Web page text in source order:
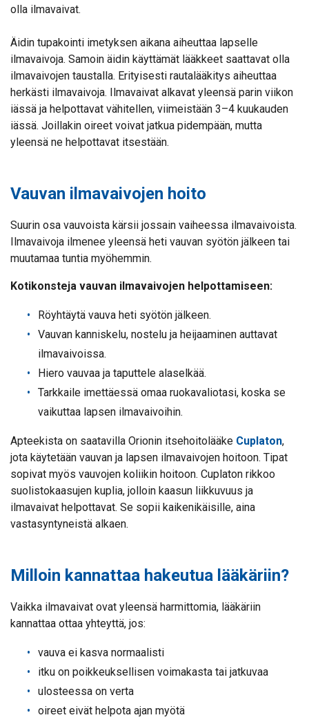
olla ilmavaivat.
Äidin tupakointi imetyksen aikana aiheuttaa lapselle
ilmavaivoja. Samoin äidin käyttämät lääkkeet saattavat olla
ilmavaivojen taustalla. Erityisesti rautalääkitys aiheuttaa
herkästi ilmavaivoja. Ilmavaivat alkavat yleensä parin viikon
iässä ja helpottavat vähitellen, viimeistään 3–4 kuukauden
iässä. Joillakin oireet voivat jatkua pidempään, mutta
yleensä ne helpottavat itsestään.
Vauvan ilmavaivojen hoito
Suurin osa vauvoista kärsii jossain vaiheessa ilmavaivoista.
Ilmavaivoja ilmenee yleensä heti vauvan syötön jälkeen tai
muutamaa tuntia myöhemmin.
Kotikonsteja vauvan ilmavaivojen helpottamiseen:
Röyhtäytä vauva heti syötön jälkeen.
Vauvan kanniskelu, nostelu ja heijaaminen auttavat
ilmavaivoissa.
Hiero vauvaa ja taputtele alaselkää.
Tarkkaile imettäessä omaa ruokavaliotasi, koska se
vaikuttaa lapsen ilmavaivoihin.
Apteekista on saatavilla Orionin itsehoitolääke Cuplaton,
jota käytetään vauvan ja lapsen ilmavaivojen hoitoon. Tipat
sopivat myös vauvojen koliikin hoitoon. Cuplaton rikkoo
suolistokaasujen kuplia, jolloin kaasun liikkuvuus ja
ilmavaivat helpottavat. Se sopii kaikenikäisille, aina
vastasyntyneistä alkaen.
Milloin kannattaa hakeutua lääkäriin?
Vaikka ilmavaivat ovat yleensä harmittomia, lääkäriin
kannattaa ottaa yhteyttä, jos:
vauva ei kasva normaalisti
itku on poikkeuksellisen voimakasta tai jatkuvaa
ulosteessa on verta
oireet eivät helpota ajan myötä